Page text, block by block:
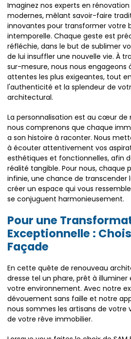
Imaginez nos experts en
modernes, mêlant savoir-faire
innovantes pour transformer
intemporelle. Chaque geste est
réfléchie, dans le but de sublimer
de lui insuffler une nouvelle vie. À
sur-mesure, nous nous engageons
attentes les plus exigeantes, tout
l'authenticité et la splendeur de
architectural.
La personnalisation est au cœur
nous comprenons que chaque
a son histoire à raconter. Nous
à écouter attentivement vos
esthétiques et fonctionnelles, afin
réalité tangible. Pour nous, chaque
infinie, une chance de transcender
créer un espace qui vous
se conjuguent harmonieusement.
Pour une
Exceptionnelle :
Façade
En cette quête de renouveau
dresse tel un phare, prêt à
votre environnement. Avec notre
dévouement sans faille et notre
nous sommes les artisans de votre
de votre rêve immobilier.